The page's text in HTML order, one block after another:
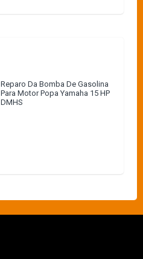
Reparo Da Bomba De Gasolina
Para Motor Popa Yamaha 15 HP
DMHS